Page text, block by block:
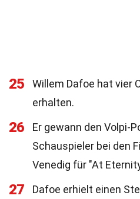
25
Willem Dafoe hat vier
erhalten.
26
Er gewann den Volpi-
Schauspieler bei den
Venedig für "At
27
Dafoe erhielt einen